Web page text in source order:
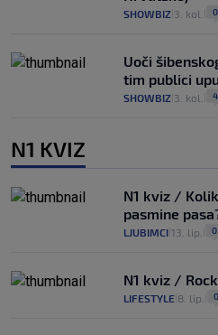
SHOWBIZ 3. kol. 0
Uoči
tim publici
SHOWBIZ 3. kol. 4
N1 KVIZ
N1 kviz /
pasmine
LJUBIMCI 13. lip. 0
N1 kviz /
LIFESTYLE 8. lip. 0